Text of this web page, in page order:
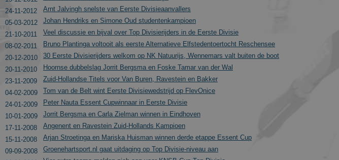
24-11-2012
Arnt Jalvingh snelste van Eerste Divisieaanvallers
05-03-2012
Johan Hendriks en Simone Oud studentenkampioen
21-10-2011
Veel discussie en bijval over Top Divisierijders in de Eerste Divisie
08-02-2011
Bruno Plantinga voltooit als eerste Alternatieve Elfstedentoertocht Reschensee
20-12-2010
30 Eerste Divisierijders welkom op NK Natuurijs, Wennemars valt buiten de boot
20-11-2010
Hoornse dubbelslag Jorrit Bergsma en Foske Tamar van der Wal
23-11-2009
Zuid-Hollandse Titels voor Van Buren, Ravestein en Bakker
04-02-2009
Tom van de Belt wint Eerste Divisiewedstrijd op FlevOnice
24-01-2009
Peter Nauta Essent Cupwinnaar in Eerste Divisie
10-01-2009
Jorrit Bergsma en Carla Zielman winnen in Eindhoven
17-11-2008
Angenent en Ravestein Zuid-Hollands Kampioen
15-11-2008
Arjan Stroetinga en Mariska Huisman winnen derde etappe Essent Cup
09-09-2008
Groenehartsport.nl gaat uitdaging op Top Divisie-niveau aan
_ga
.schaatspeloton.nl
_ga_FJW480MXR8